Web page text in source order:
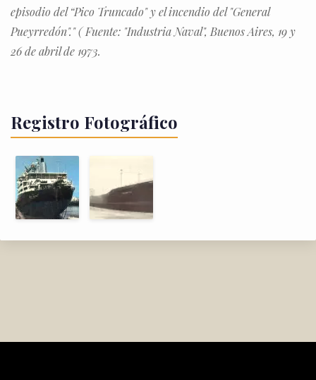
episodio del “Pico Truncado" y el incendio del "General
Pueyrredón"." ( Fuente: "Industria Naval", Buenos Aires, 19 y
26 de abril de 1973.
Registro Fotográfico